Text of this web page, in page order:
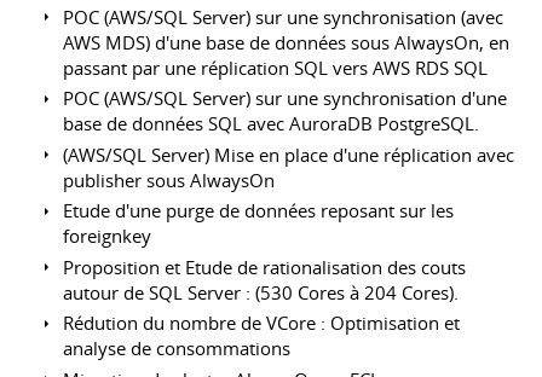
POC (AWS/SQL Server) sur une synchronisation (avec
AWS MDS) d'une base de données sous AlwaysOn, en
passant par une réplication SQL vers AWS RDS SQL
POC (AWS/SQL Server) sur une synchronisation d'une
base de données SQL avec AuroraDB PostgreSQL.
(AWS/SQL Server) Mise en place d'une réplication avec
publisher sous AlwaysOn
Etude d'une purge de données reposant sur les
foreignkey
Proposition et Etude de rationalisation des couts
autour de SQL Server : (530 Cores à 204 Cores).
Rédution du nombre de VCore : Optimisation et
analyse de consommations